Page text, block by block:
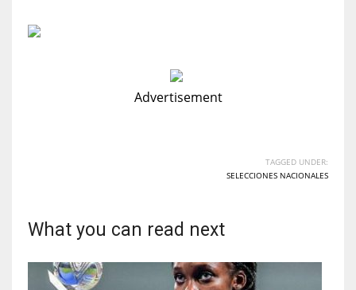
Advertisement
TAGGED UNDER:
SELECCIONES NACIONALES
What you can read next